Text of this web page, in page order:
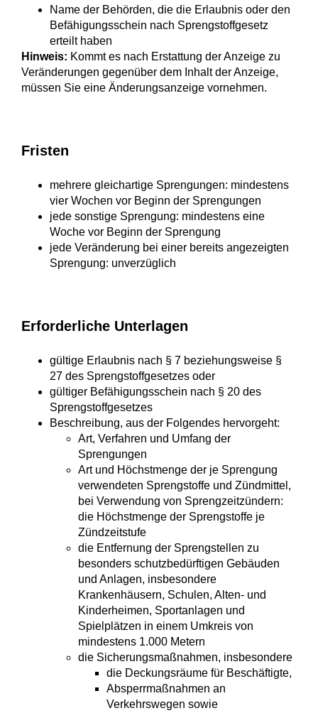
Name der Behörden, die die Erlaubnis oder den
Befähigungsschein nach Sprengstoffgesetz
erteilt haben
Hinweis: Kommt es nach Erstattung der Anzeige zu
Veränderungen gegenüber dem Inhalt der Anzeige,
müssen Sie eine Änderungsanzeige vornehmen.
Fristen
mehrere gleichartige Sprengungen: mindestens
vier Wochen vor Beginn der Sprengungen
jede sonstige Sprengung: mindestens eine
Woche vor Beginn der Sprengung
jede Veränderung bei einer bereits angezeigten
Sprengung: unverzüglich
Erforderliche Unterlagen
gültige Erlaubnis nach § 7 beziehungsweise §
27 des Sprengstoffgesetzes oder
gültiger Befähigungsschein nach § 20 des
Sprengstoffgesetzes
Beschreibung, aus der Folgendes hervorgeht:
Art, Verfahren und Umfang der
Sprengungen
Art und Höchstmenge der je Sprengung
verwendeten Sprengstoffe und Zündmittel,
bei Verwendung von Sprengzeitzündern:
die Höchstmenge der Sprengstoffe je
Zündzeitstufe
die Entfernung der Sprengstellen zu
besonders schutzbedürftigen Gebäuden
und Anlagen, insbesondere
Krankenhäusern, Schulen, Alten- und
Kinderheimen, Sportanlagen und
Spielplätzen in einem Umkreis von
mindestens 1.000 Metern
die Sicherungsmaßnahmen, insbesondere
die Deckungsräume für Beschäftigte,
Absperrmaßnahmen an
Verkehrswegen sowie